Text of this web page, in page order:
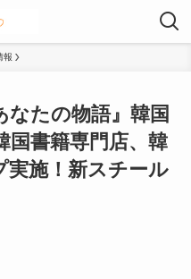
報
なたの物語』韓国
国書籍専門店、韓
実施！新スチール